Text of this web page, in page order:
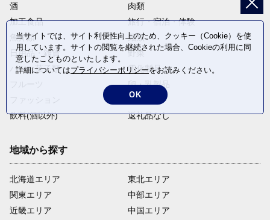
酒
肉類
加工食品
旅行・宿泊・体験
魚介類
麺類
日用品・雑貨
野菜
パン・菓子類
電化製品
卵・乳製品
米・穀物
飲料(酒以外)
返礼品なし
地域から探す
北海道エリア
関東エリア
近畿エリア
東北エリア
中部エリア
中国エリア
当サイトでは、サイト利便性向上のため、クッキー（Cookie）を使
用しています。サイトの閲覧を継続された場合、Cookieの利用に同
意したことものといたします。
詳細についてはプライバシーポリシーをお読みください。
OK